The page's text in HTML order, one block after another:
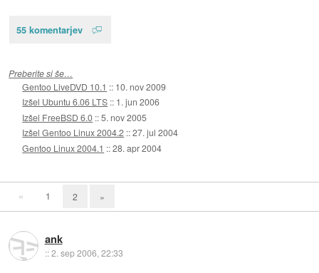
55 komentarjev
Preberite si še…
Gentoo LiveDVD 10.1 :: 10. nov 2009
Izšel Ubuntu 6.06 LTS :: 1. jun 2006
Izšel FreeBSD 6.0 ::5. nov 2005
Izšel Gentoo Linux 2004.2 ::27. jul 2004
Gentoo Linux 2004.1 ::28. apr 2004
« 1 2 »
ank
::2. sep 2006, 22:33